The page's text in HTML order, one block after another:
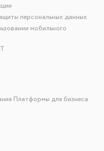
персональных данных
мобильного
Платформы для бизнеса